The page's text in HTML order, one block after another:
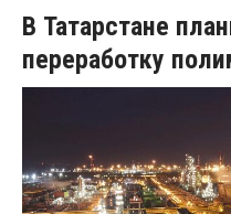
В Татарстане
переработку